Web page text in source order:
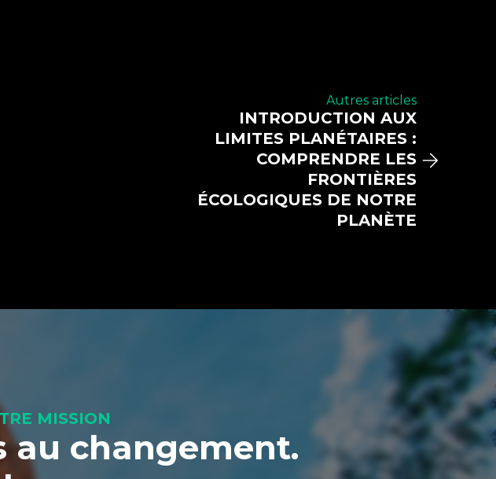
Autres articles
INTRODUCTION AUX
LIMITES PLANÉTAIRES :
COMPRENDRE LES
FRONTIÈRES
ÉCOLOGIQUES DE NOTRE
PLANÈTE
MISSION
au changement.